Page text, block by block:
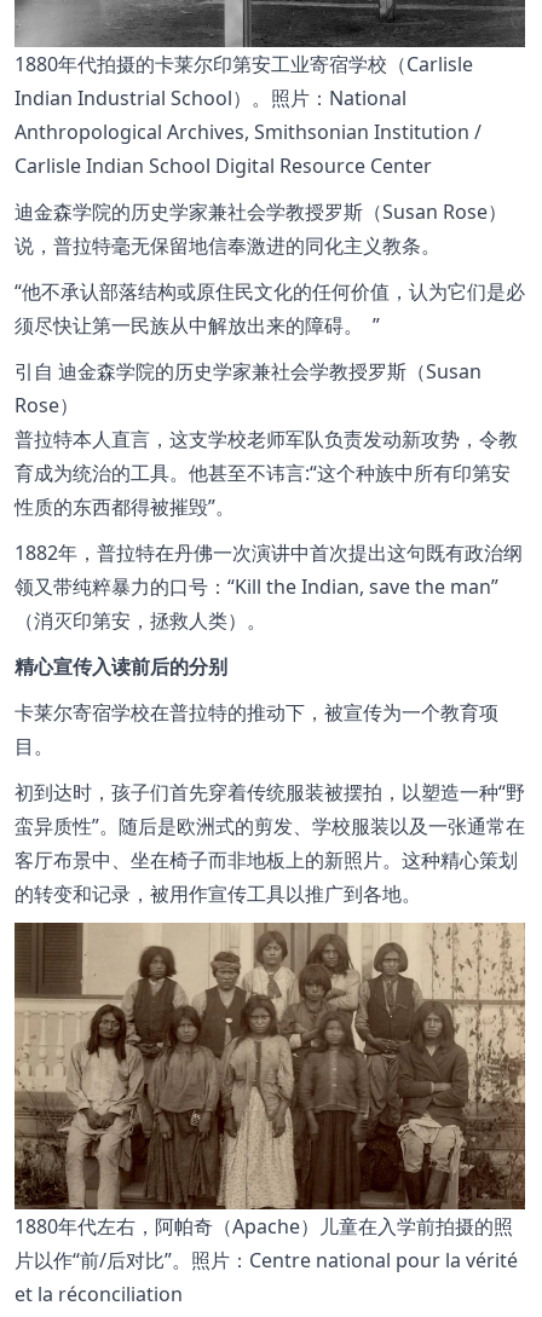
1880年代拍摄的卡莱尔印第安工业寄宿学校（Carlisle
Indian Industrial School）。照片：National
Anthropological Archives, Smithsonian Institution /
Carlisle Indian School Digital Resource Center
迪金森学院的历史学家兼社会学教授罗斯（Susan Rose）
说，普拉特毫无保留地信奉激进的同化主义教条。
他不承认部落结构或原住民文化的任何价值，认为它们是必
须尽快让第一民族从中解放出来的障碍。
引自 迪金森学院的历史学家兼社会学教授罗斯（Susan
Rose）
普拉特本人直言，这支学校老师军队负责发动新攻势，令教
育成为统治的工具。他甚至不讳言: 这个种族中所有印第安
性质的东西都得被摧毁 。
1882年，普拉特在丹佛一次演讲中首次提出这句既有政治纲
领又带纯粹暴力的口号：
Kill the Indian, save the man
（消灭印第安，拯救人类）。
精心宣传入读前后的分别
卡莱尔寄宿学校在普拉特的推动下，被宣传为一个教育项
目。
初到达时，孩子们首先穿着传统服装被摆拍，以塑造一种 野
蛮异质性 。随后是欧洲式的剪发、学校服装以及一张通常在
客厅布景中、坐在椅子而非地板上的新照片。这种精心策划
的转变和记录，被用作宣传工具以推广到各地。
1880年代左右，阿帕奇（Apache）儿童在入学前拍摄的照
片以作“前/后对比”。照片：Centre national pour la vérité
et la réconciliation